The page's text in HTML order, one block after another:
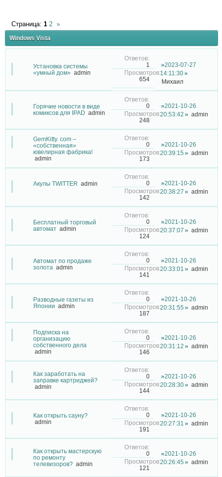
Windows Vista
Страница: 1 2 »
Установка системы
«умный дом» admin
1
654
2023-07-27
14:11:30
Михаил
Горячие новости в виде
комиксов для IPAD admin
0
248
2021-10-26
20:53:42
admin
GemKitty. com –
«собственная»
ювелирная фабрика!
admin
0
173
2021-10-26
20:39:15
admin
Акулы TWITTER admin 0
142
2021-10-26
20:38:27
admin
Бесплатный торговый
автомат admin
0
124
2021-10-26
20:37:07
admin
Автомат по продаже
золота admin
0
141
2021-10-26
20:33:01
admin
Разводные газеты из
Японии admin
0
187
2021-10-26
20:31:55
admin
Подписка на
организацию
собственного дела
admin
0
146
2021-10-26
20:31:12
admin
Как заработать на
заправке картриджей?
admin
0
144
2021-10-26
20:28:30
admin
Как открыть сауну?
admin
0
191
2021-10-26
20:27:31
admin
Как открыть мастерскую
по ремонту
телевизоров? admin
0
121
2021-10-26
20:26:45
admin